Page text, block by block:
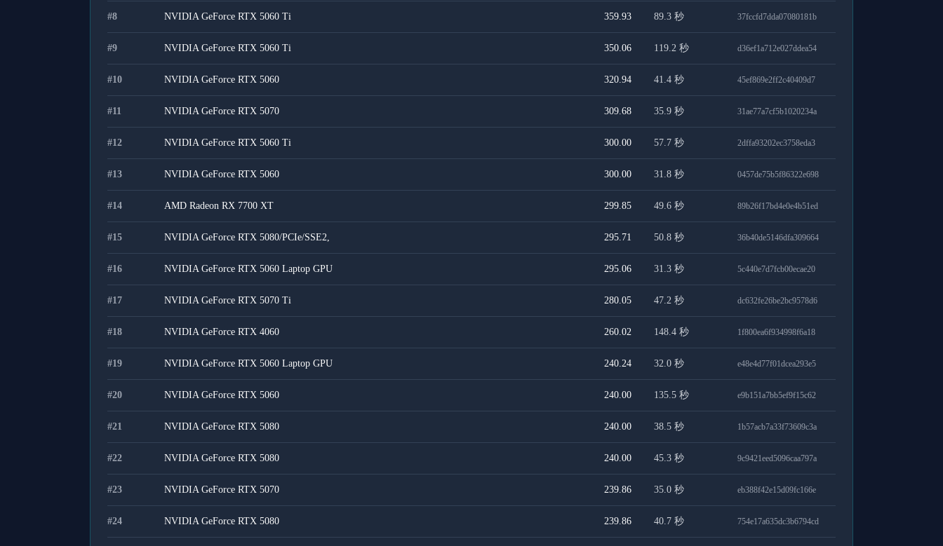
#8 NVIDIA GeForce RTX 5060 Ti 359.93 89.3 秒 37fccfd7dda07080181b
#9 NVIDIA GeForce RTX 5060 Ti 350.06 119.2 秒 d36ef1a712e027ddea54
#10 NVIDIA GeForce RTX 5060 320.94 41.4 秒 45ef869e2ff2c40409d7
#11 NVIDIA GeForce RTX 5070 309.68 35.9 秒 31ae77a7cf5b1020234a
#12 NVIDIA GeForce RTX 5060 Ti 300.00 57.7 秒 2dffa93202ec3758eda3
#13 NVIDIA GeForce RTX 5060 300.00 31.8 秒 0457de75b5f86322e698
#14 AMD Radeon RX 7700 XT 299.85 49.6 秒 89b26f17bd4e0e4b51ed
#15 NVIDIA GeForce RTX 5080/PCIe/SSE2, 295.71 50.8 秒 36b40de5146dfa309664
#16 NVIDIA GeForce RTX 5060 Laptop GPU 295.06 31.3 秒 5c440e7d7fcb00ecae20
#17 NVIDIA GeForce RTX 5070 Ti 280.05 47.2 秒 dc632fe26be2bc9578d6
#18 NVIDIA GeForce RTX 4060 260.02 148.4 秒 1f800ea6f934998f6a18
#19 NVIDIA GeForce RTX 5060 Laptop GPU 240.24 32.0 秒 e48e4d77f01dcea293e5
#20 NVIDIA GeForce RTX 5060 240.00 135.5 秒 e9b151a7bb5ef9f15c62
#21 NVIDIA GeForce RTX 5080 240.00 38.5 秒 1b57acb7a33f73609c3a
#22 NVIDIA GeForce RTX 5080 240.00 45.3 秒 9c9421eed5096caa797a
#23 NVIDIA GeForce RTX 5070 239.86 35.0 秒 eb388f42e15d09fc166e
#24 NVIDIA GeForce RTX 5080 239.86 40.7 秒 754e17a635dc3b6794cd